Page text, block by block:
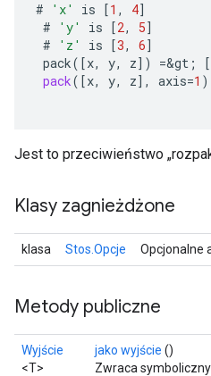
# 'x' is [1 , 4]
#
'y' is [2, 5]
#
'z' is [3, 6]
pack( [x, y, z] ) =&gt ;
pack( [x, y, z] , axis=1 )
Jest to przeciwieństwo
Klasy zagnieżdżone
klasa Stos.Opcje Opcjonalne
Metody publiczne
Wyjście
<T>
jako wyjście ()
Zwraca